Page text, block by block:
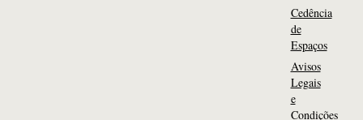
Cedência
de
Espaços
Avisos
Legais
e
Condições